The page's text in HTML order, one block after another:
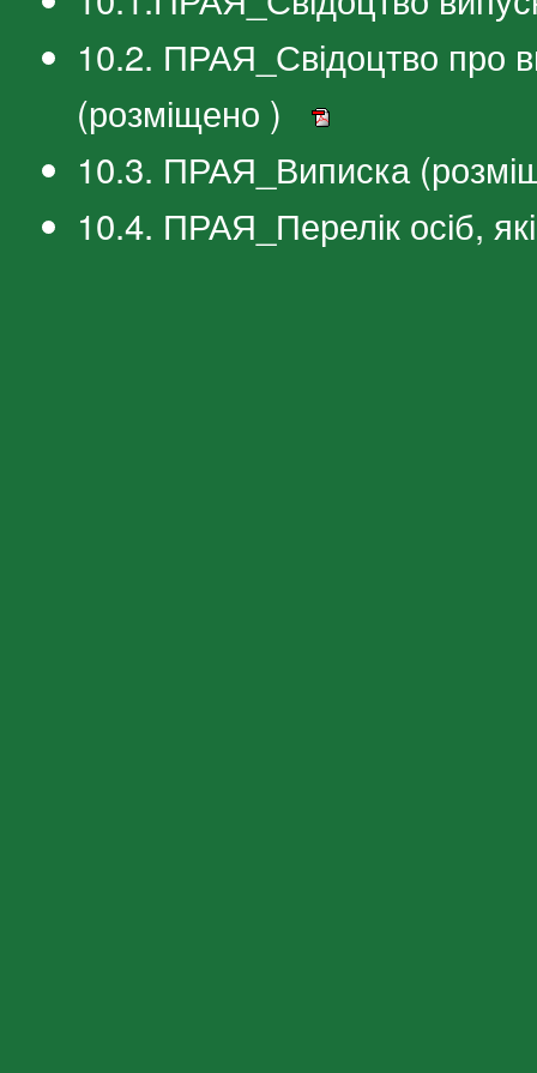
10.2. ПРАЯ_Свідоцтво про
(розміщено )
10.3. ПРАЯ_Виписка
10.4. ПРАЯ_Перелік осіб,